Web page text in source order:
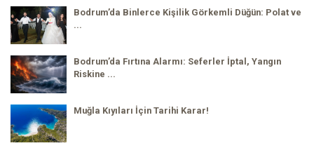
Bodrum’da Binlerce Kişilik Görkemli Düğün: Polat ve
...
Bodrum’da Fırtına Alarmı: Seferler İptal, Yangın
Riskine ...
Muğla Kıyıları İçin Tarihi Karar!